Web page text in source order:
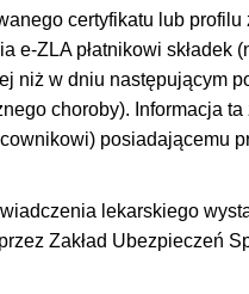
certyfikatu lub
e-ZLA płatnikowi
niż w dniu następującym
choroby). Informacja
posiadającemu
lekarskiego
Zakład Ubezpieczeń